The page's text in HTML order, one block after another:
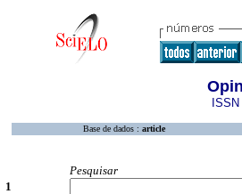
Base de dados : article
Pesquisar
1